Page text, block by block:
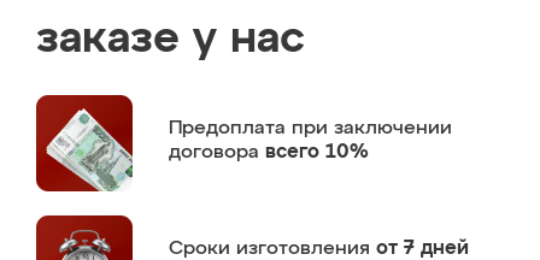
заказе у нас
Предоплата при заключении
договора всего 10%
Сроки изготовления от 7 дней